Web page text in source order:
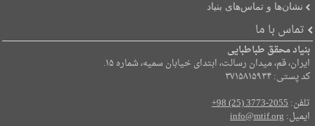
نشان‌ها و تماس‌های بنیاد
تماس با ما
بنیاد محقق طباطبایی
ایران، قم، میدان رسالت، ابتدای خیابان سمیه، شماره ۱۵.
کد پستی: ۳۷۱۵۸۱۵۹۳۴
تلفن:+98 (25) 3773-2055
ایمیل:info@mtif.org